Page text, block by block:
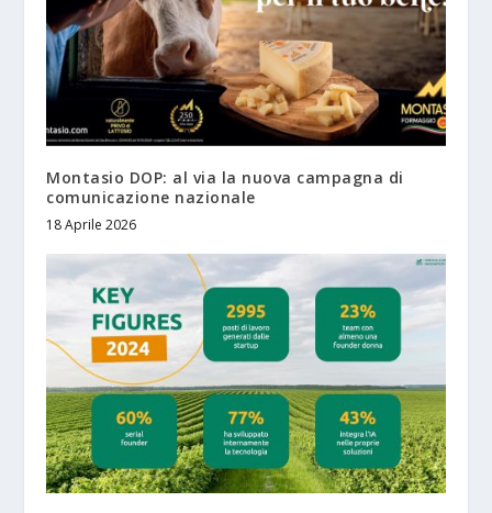
Montasio DOP: al via la nuova campagna di
comunicazione nazionale
18 Aprile 2026